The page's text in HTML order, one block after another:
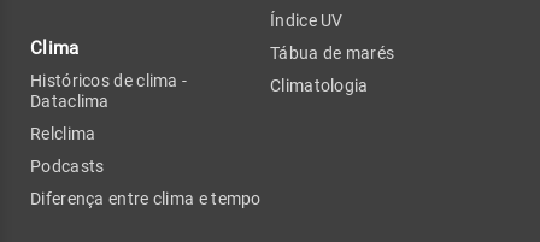
Clima
Históricos de clima -
Dataclima
Relclima
Podcasts
Diferença entre clima e tempo
Índice UV
Tábua de marés
Climatologia